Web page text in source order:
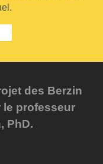
des Berzin
le professeur
PhD.